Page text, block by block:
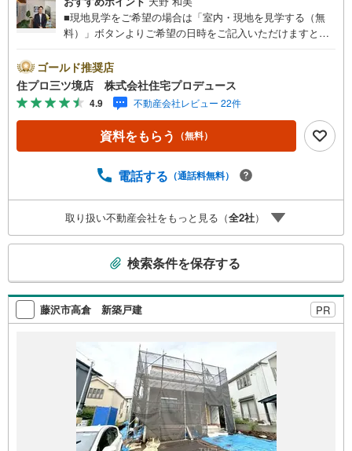
■現地見学をご希望の場合は「室内・現地を見学する（無
料）」ボタンよりご希望の日時をご記入いただけますとス
リアに強い！ 住プロは大和市・綾瀬市エリアの不動産売買
専門会社です！最新物件情報や当社限定で販売する物件情
報も多数ございますので、お気軽にお問合せ下さい！ -------
------- 弊社独自の住宅ローン提案システム 弊社ではファイ
ナンシャル専門スタッフによる【丁寧な資金アドバイス】
【ファイナンシャルプラン提案書の作成】を随時行ってお
ン残高】【住宅購入者だけが加入できる無料の生命保険】
なる【教育費】住宅を買った後から始まる【住宅ローン返
済】65歳以上から必要になる【老後の費用負担】住宅探し
の【このタイミング】で不安な部分を明確にしていきませ
ゴールド推奨店
住プロ三ツ境店 株式会社住宅プロデュース
4.9 不動産会社レビュー 22件
資料をもらう （無料）
電話する （通話料無料）
取り扱い不動産会社をもっと見る（全2社）
検
索
条
検索条件を保存する
藤沢市高倉 新築戸建 PR